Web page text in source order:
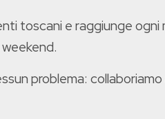
toscani e raggiunge ogni
problema: